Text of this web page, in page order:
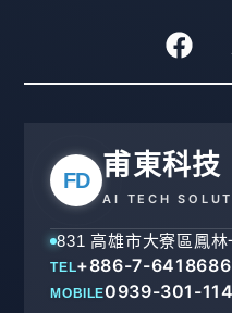
FD 甫東科技
AI TECH
831 高雄市大寮區鳳
TEL+886-7-6418686
MOBILE0939-301-114